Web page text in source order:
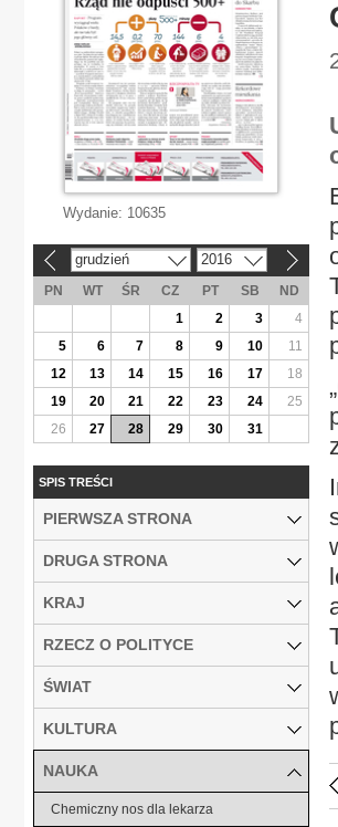
Wydanie: 10635
grudzień 2016
PN WT ŚR CZ PT SB
ND
1
2 3
4
5
6 7 8 9 10
11
12
13 14 15 16 17
18
19
20 21 22 23 24
25
26
27 28 29 30 31
SPIS TREŚCI
PIERWSZA STRONA
DRUGA STRONA
KRAJ
RZECZ O POLITYCE
ŚWIAT
KULTURA
NAUKA
Chemiczny nos dla lekarza